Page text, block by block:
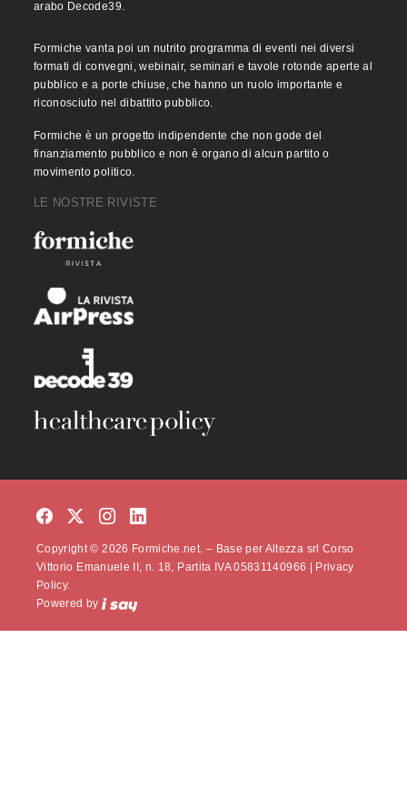
arabo Decode39.
Formiche vanta poi un nutrito programma di eventi nei diversi
formati di convegni, webinair, seminari e tavole rotonde aperte al
pubblico e a porte chiuse, che hanno un ruolo importante e
riconosciuto nel dibattito pubblico.
Formiche è un progetto indipendente che non gode del
finanziamento pubblico e non è organo di alcun partito o
movimento politico.
LE NOSTRE RIVISTE
Copyright © 2026 Formiche.net. – Base per Altezza srl Corso
Vittorio Emanuele II, n. 18, Partita IVA 05831140966 |
Privacy
Policy.
Powered by